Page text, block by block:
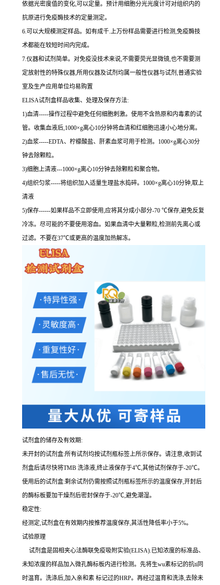
依据光密度值的变化,可以定量。预计用细胞分光光度计可对组织内的
抗原进行免疫酶技术的定量测定。
6.可以大规模测定样品。如有成千.上万份样品需要进行检测,免疫酶技
术都能在较短时间内完成。
7.仪器和试剂简单。对免疫没技术来说,不需要荧光显微镜,也不需要测
定放射性的特殊仪器,所用仪器及试剂均属一般性仪器与试剂,普通实验
室及生产应用单位均易购置
ELISA试剂盒样品收集、处理及保存方法:
1)血清-----操作过程中避免任何细胞刺激。使用不含热原和内毒素的试
管。收集血液后,1000×g离心10分钟将血清和红细胞迅速小心地分离。
2)血浆-----EDTA、柠檬酸盐、肝素血浆可用于检测。1000×g离心30分
钟去除颗粒。
3)细胞上清液---1000×g离心10分钟去除颗粒和聚合物。
4)组织匀浆-----将组织加入适量生理盐水捣碎。1000×g离心10分钟,取上
清液
5)保存------如果样品不立即使用,应将其分成小部分-70 ℃保存,避免反复
冷冻。尽可能的不要使用溶血。如果血清中大量颗粒,检测前先离心或
过滤。不要在37℃或更高的温度加热解冻。
试剂盒的储存及有效期:
未开封的试剂盒:所有试剂均按试剂瓶标签上所示保存。请注意,收到试
剂盒后请尽快将TMB 洗涤液,终止液保存于4℃,其他试剂保存于-20℃。
使用后的试剂盒:剩余试剂仍需按照试剂瓶标签所示的温度保存,开封后
的酶标板要加干燥剂后密封保存于-20℃,避免潮湿。
稳定性:
经测定,试剂盒在有效期内按推荐温度保存,其活性降低率小于5%。
试验原理
试剂盒是固相夹心法酶联免疫吸附实验(ELISA).已知浓度的标准品、
未知浓度的样品加入微孔酶标板内进行检测。先将生wu素标记的抗ti 同
时温育。洗涤后,加入亲和素 标记过的HRP。再经过温育和洗涤,去除未